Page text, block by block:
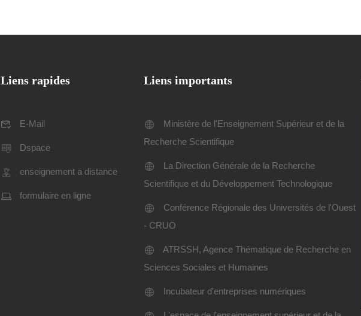
Liens rapides
E-Mail
Dspace
enseignement a distance
formulaire en ligne
Liens importants
Ministère de l'Enseignement Supérieur et de la
Recherche Scientifique
La Direction Générale de la Recherche
Scientifique et du Développement Technologique
Conférence Régionale des Universités de l'Ouest
- CRUO
ATRSSH, Agence Thématique de Recherche en
Sciences Sociales et Humaines
Incubateur d'entreprises numériques